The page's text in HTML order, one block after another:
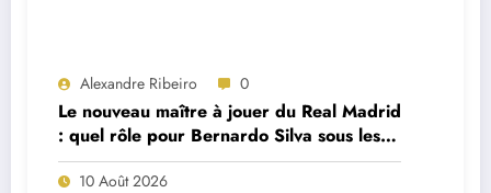
Alexandre Ribeiro 0
Le nouveau maître à jouer du Real Madrid
: quel rôle pour Bernardo Silva sous les
ordres de José Mourinho ?
10 Août 2026